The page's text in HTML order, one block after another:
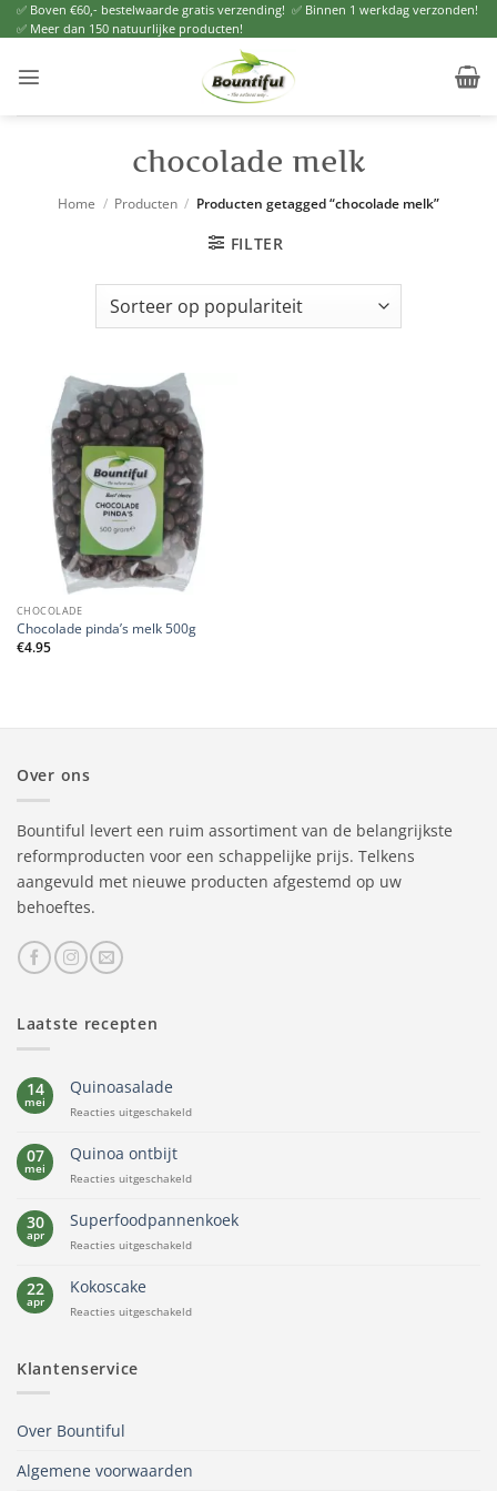
Ga
naar
✅ Boven €60,- bestelwaarde gratis verzending! ✅ Binnen 1 werkdag verzonden!
✅ Meer dan 150 natuurlijke producten!
chocolade melk
Home / Producten / Producten getagged “chocolade melk”
FILTER
CHOCOLADE
Chocolade pinda’s melk 500g
€4.95
Over ons
Bountiful levert een ruim assortiment van de belangrijkste
reformproducten voor een schappelijke prijs. Telkens
aangevuld met nieuwe producten afgestemd op uw
behoeftes.
Laatste recepten
14
mei
Quinoasalade
Reacties uitgeschakeldvoor
07
mei
Quinoa ontbijt
Reacties uitgeschakeldvoor
ontbijt
30
apr
Superfoodpannenkoek
Reacties uitgeschakeldvoor
22
apr
Kokoscake
Reacties uitgeschakeldvoor
Klantenservice
Over Bountiful
Algemene voorwaarden